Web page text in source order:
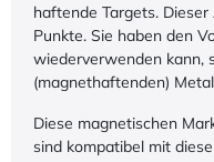
haftende Targets.
Punkte. Sie haben den
wiederverwenden kann,
(magnethaftenden)
Diese magnetischen
sind kompatibel mit